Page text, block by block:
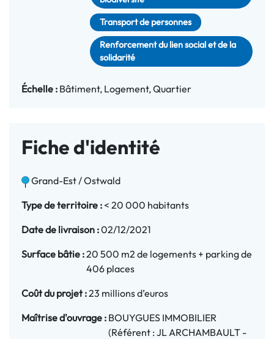
Transport de personnes
Renforcement du lien social et de la
solidarité
Échelle : Bâtiment Logement Quartier
Fiche d'identité
Grand-Est / Ostwald
Type de territoire : < 20 000 habitants
Date de livraison :02/12/2021
Surface bâtie :20 500 m2 de logements + parking de
406 places
Coût du projet :23 millions d’euros
Maîtrise d'ouvrage : BOUYGUES IMMOBILIER
(Référent : JL ARCHAMBAULT -